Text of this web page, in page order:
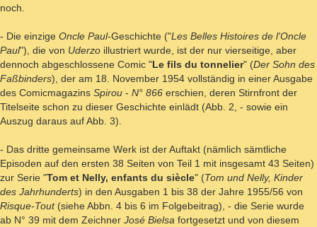
noch.
- Die einzige Oncle Paul-Geschichte ("Les Belles Histoires de l'Oncle
Paul"), die von Uderzo illustriert wurde, ist der nur vierseitige, aber
dennoch abgeschlossene Comic "Le fils du tonnelier" (Der Sohn des
Faßbinders), der am 18. November 1954 vollständig in einer Ausgabe
des Comicmagazins Spirou - N° 866 erschien, deren Stirnfront der
Titelseite schon zu dieser Geschichte einlädt (Abb. 2, - sowie ein
Auszug daraus auf Abb. 3).
- Das dritte gemeinsame Werk ist der Auftakt (nämlich sämtliche
Episoden auf den ersten 38 Seiten von Teil 1 mit insgesamt 43 Seiten)
zur Serie "Tom et Nelly, enfants du siècle" (Tom und Nelly, Kinder
des Jahrhunderts) in den Ausgaben 1 bis 38 der Jahre 1955/56 von
Risque-Tout(siehe Abbn. 4 bis 6 im Folgebeitrag), - die Serie wurde
ab N° 39 mit dem Zeichner José Bielsa fortgesetzt und von diesem